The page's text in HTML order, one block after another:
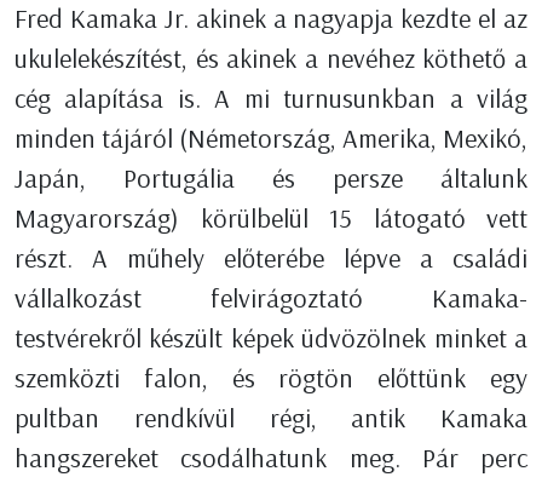
Fred Kamaka Jr. akinek a nagyapja kezdte el az
ukulelekészítést, és akinek a nevéhez köthető a
cég alapítása is. A mi turnusunkban a világ
minden tájáról (Németország, Amerika, Mexikó,
Japán, Portugália és persze általunk
Magyarország) körülbelül 15 látogató vett
részt. A műhely előterébe lépve a családi
vállalkozást felvirágoztató Kamaka-
testvérekről készült képek üdvözölnek minket a
szemközti falon, és rögtön előttünk egy
pultban rendkívül régi, antik Kamaka
hangszereket csodálhatunk meg. Pár perc